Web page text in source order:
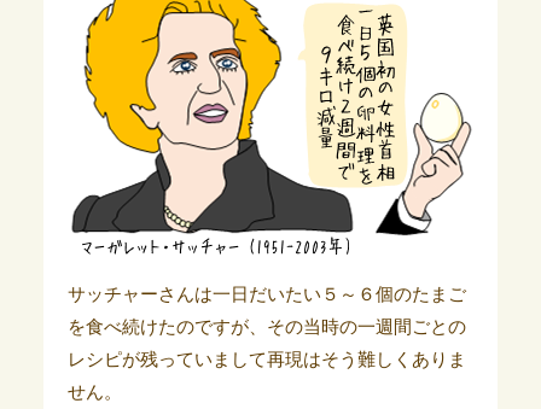
サッチャーさんは一日だいたい５～６個のたまご
を食べ続けたのですが、その当時の一週間ごとの
レシピが残っていまして再現はそう難しくありま
せん。